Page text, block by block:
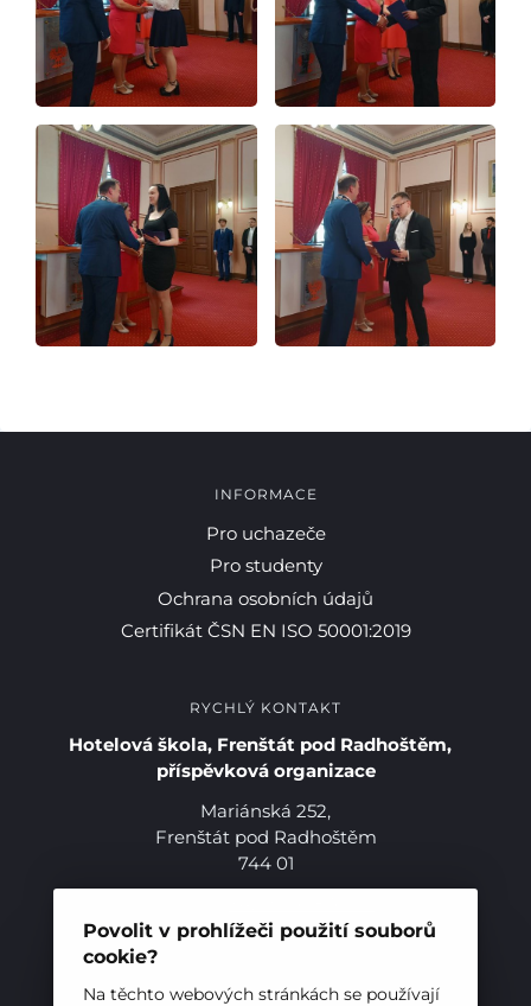
Povolit v prohlížeči použití souborů
cookie?
Na těchto webových stránkách se používají
Pro studenty
Pro uchazeče
INFORMACE
Pro uchazeče
Pro studenty
Ochrana osobních údajů
Certifikát ČSN EN ISO 50001:2019
RYCHLÝ KONTAKT
Hotelová škola, Frenštát pod Radhoštěm,
příspěvková organizace
Mariánská 252,
Frenštát pod Radhoštěm
744 01
E-mail:sekretariat@hotelovkafren.cz
Datová schránka: bc5jrez
IČ: 00576441